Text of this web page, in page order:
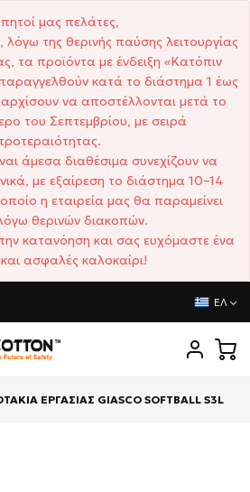
μας πελάτες,
της θερινής παύσης λειτουργίας
τα προϊόντα με ένδειξη «Κατόπιν
κατά το διάστημα 1 έως
να αποστέλλονται μετά το
του Σεπτεμβρίου, με σειρά
άμεσα διαθέσιμα συνεχίζουν να
με εξαίρεση το διάστημα 10–14
η εταιρεία μας θα παραμείνει
θερινών διακοπών.
κατανόηση και σας ευχόμαστε ένα
ασφαλές καλοκαίρι!
ΕΛ
ΕΡΓΑΣΙΑΣ GIASCO SOFTBALL S3L